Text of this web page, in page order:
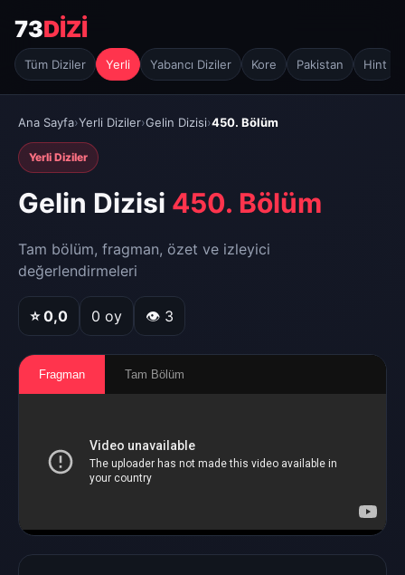
73DİZİ
Tüm Diziler Yerli Yabancı Diziler Kore Pakistan Hint
Ana Sayfa›Yerli Diziler›Gelin Dizisi›450. Bölüm
Yerli Diziler
Gelin Dizisi 450. Bölüm
Tam bölüm, fragman, özet ve izleyici
değerlendirmeleri
⭐0,0 0 oy 👁 3
Fragman Tam Bölüm